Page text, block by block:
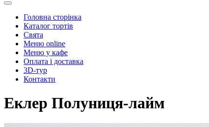
Головна сторінка
Каталог тортів
Свята
Меню online
Меню у кафе
Оплата і доставка
3D-тур
Контакти
Еклер Полуниця-лайм